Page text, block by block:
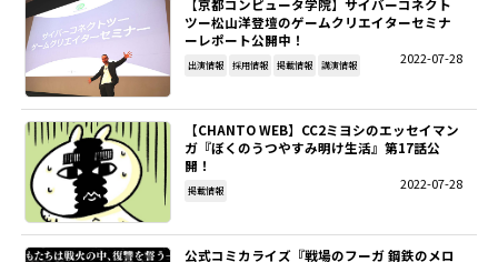
ツー松山洋登壇のゲームクリエイターセミナ
ーレポート公開中！
2022-07-28
出演情報 採用情報 掲載情報 講演情報
【CHANTO WEB】CC2ミヨシのエッセイマン
ガ『ぼくのうつやすみ明け生活』第17話公
開！
2022-07-28
掲載情報
公式コミカライズ『戦場のフーガ 鋼鉄のメロ